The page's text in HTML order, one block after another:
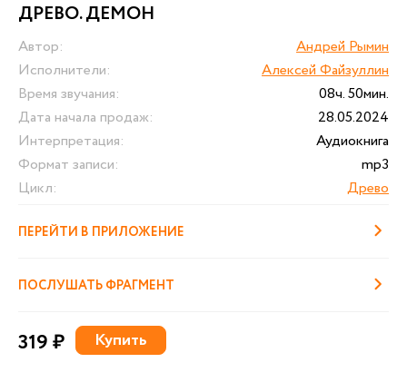
ДРЕВО. ДЕМОН
Автор:
Андрей Рымин
Исполнители:
Алексей Файзуллин
Время звучания:
08ч. 50мин.
Дата начала продаж:
28.05.2024
Интерпретация:
Аудиокнига
Формат записи:
mp3
Цикл:
Древо
ПЕРЕЙТИ В ПРИЛОЖЕНИЕ
ПОСЛУШАТЬ ФРАГМЕНТ
319 ₽ Купить